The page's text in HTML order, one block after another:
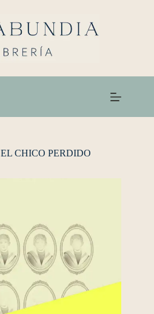
EL CHICO PERDIDO